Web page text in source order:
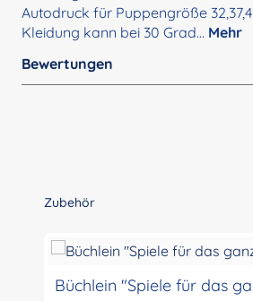
Autodruck für Puppengröße
Kleidung kann bei 30 Grad… Mehr
Bewertungen
Produktgalerie überspringen
Zubehör
Büchlein "Spiele für das